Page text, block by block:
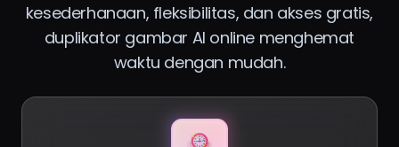
kesederhanaan, fleksibilitas, dan akses gratis,
duplikator gambar AI online menghemat
waktu dengan mudah.